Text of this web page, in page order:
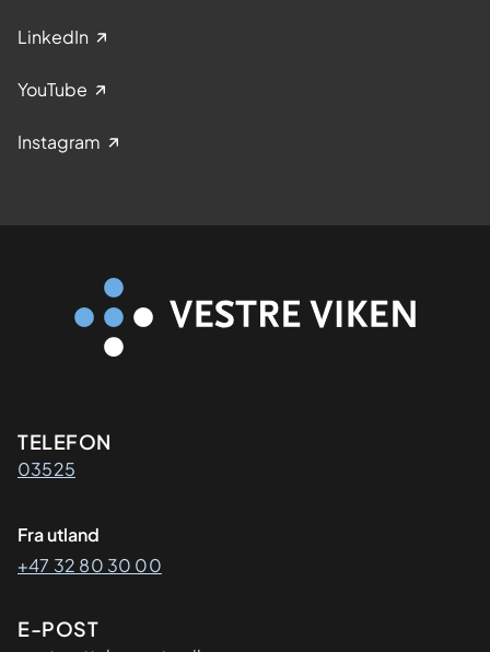
LinkedIn
YouTube
Instagram
Kontaktinformasjon
TELEFON
03525
Fra utland
+47 32 80 30 00
E-POST